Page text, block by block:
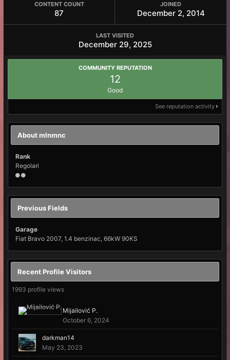
CONTENT COUNT
87
JOINED
December 2, 2014
LAST VISITED
December 29, 2025
COMMUNITY REPUTATION
12
Good
See reputation activity
About mlnmnc
Rank
Regolari
Previous Fields
Garage
Fiat Bravo 2007, 1.4 benzinac, 66kW 90KS
Recent Profile Visitors
1993 profile views
Mijailović P.
October 6, 2024
darkman14
May 23, 2023